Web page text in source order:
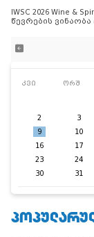
IWSC 2026 Wine &
წევრების
კვი ორშ
2
3
9
10
16
17
23
24
30
31